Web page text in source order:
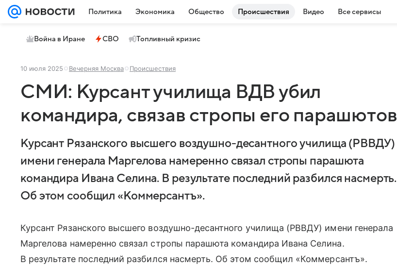
Политика Экономика Общество Происшествия Видео Все сервисы
Война в Иране СВО Топливный кризис
10 июля 2025 Вечерняя Москва Происшествия
СМИ: Курсант училища ВДВ убил
командира, связав стропы его парашютов
Курсант Рязанского высшего воздушно-десантного училища (РВВДУ)
имени генерала Маргелова намеренно связал стропы парашюта
командира Ивана Селина. В результате последний разбился насмерть.
Об этом сообщил «Коммерсантъ».
Курсант Рязанского высшего воздушно-десантного училища (РВВДУ) имени генерала
Маргелова намеренно связал стропы парашюта командира Ивана Селина.
В результате последний разбился насмерть. Об этом сообщил «Коммерсантъ».